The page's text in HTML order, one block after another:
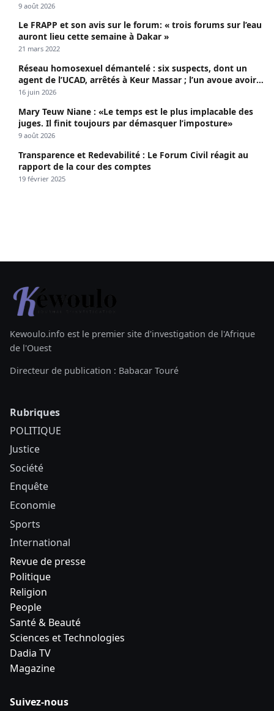
apothéose
9 août 2026
Le FRAPP et son avis sur le forum: « trois forums sur l’eau
auront lieu cette semaine à Dakar »
21 mars 2022
Réseau homosexuel démantelé : six suspects, dont un
agent de l’UCAD, arrêtés à Keur Massar ; l’un avoue avoir
propagé le VIH depuis 2018
16 juin 2026
Mary Teuw Niane : «Le temps est le plus implacable des
juges. Il finit toujours par démasquer l’imposture»
9 août 2026
Transparence et Redevabilité : Le Forum Civil réagit au
rapport de la cour des comptes
19 février 2025
Kewoulo.info est le premier site d'investigation de l'Afrique
de l'Ouest
Directeur de publication : Babacar Touré
Rubriques
POLITIQUE
Justice
Société
Enquête
Economie
Sports
International
Revue de presse
Politique
Religion
People
Santé & Beauté
Sciences et Technologies
Dadia TV
Magazine
Suivez-nous